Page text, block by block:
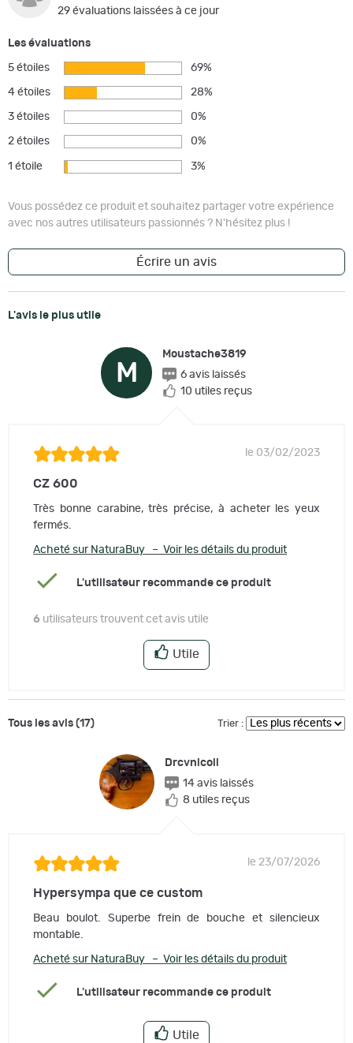
29 évaluations laissées à ce jour
Les évaluations
5 étoiles 69%
4 étoiles 28%
3 étoiles 0%
2 étoiles 0%
1 étoile 3%
Vous possédez ce produit et souhaitez partager votre expérience
avec nos autres utilisateurs passionnés ? N'hésitez plus !
Écrire un avis
L'avis le plus utile
M
Moustache3819
6 avis laissés
10 utiles reçus
le 03/02/2023
CZ 600
Très bonne carabine, très précise, à acheter les yeux
fermés.
Acheté sur NaturaBuy – Voir les détails du produit
L'utilisateur recommande ce produit
6 utilisateurs trouvent cet avis utile
Utile
Tous les avis (17) Trier :
Drcvnicoli
14 avis laissés
8 utiles reçus
le 23/07/2026
Hypersympa que ce custom
Beau boulot. Superbe frein de bouche et silencieux
montable.
Acheté sur NaturaBuy – Voir les détails du produit
L'utilisateur recommande ce produit
Utile